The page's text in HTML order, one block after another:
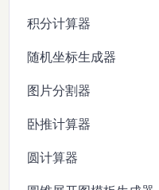
积分计算器
随机坐标生成器
图片分割器
卧推计算器
圆计算器